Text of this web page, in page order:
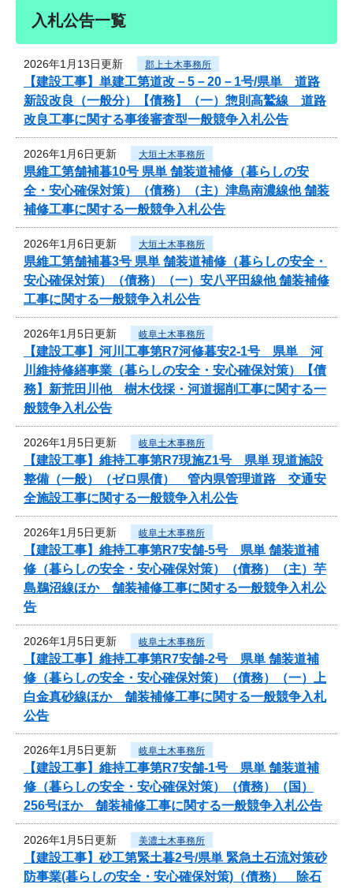
入札公告一覧
2026年1月13日更新 郡上土木事務所
【建設工事】単建工第道改－5－20－1号/県単 道路
新設改良（一般分）【債務】（一）惣則高鷲線 道路
改良工事に関する事後審査型一般競争入札公告
2026年1月6日更新 大垣土木事務所
県維工第舗補暮10号 県単 舗装道補修（暮らしの安
全・安心確保対策）（債務）（主）津島南濃線他 舗装
補修工事に関する一般競争入札公告
2026年1月6日更新 大垣土木事務所
県維工第舗補暮3号 県単 舗装道補修（暮らしの安全・
安心確保対策）（債務）（一）安八平田線他 舗装補修
工事に関する一般競争入札公告
2026年1月5日更新 岐阜土木事務所
【建設工事】河川工事第R7河修暮安2-1号 県単 河
川維持修繕事業（暮らしの安全・安心確保対策）【債
務】新荒田川他 樹木伐採・河道掘削工事に関する一
般競争入札公告
2026年1月5日更新 岐阜土木事務所
【建設工事】維持工事第R7現施Z1号 県単 現道施設
整備（一般）（ゼロ県債） 管内県管理道路 交通安
全施設工事に関する一般競争入札公告
2026年1月5日更新 岐阜土木事務所
【建設工事】維持工事第R7安舗-5号 県単 舗装道補
修（暮らしの安全・安心確保対策）（債務）（主）芋
島鵜沼線ほか 舗装補修工事に関する一般競争入札公
告
2026年1月5日更新 岐阜土木事務所
【建設工事】維持工事第R7安舗-2号 県単 舗装道補
修（暮らしの安全・安心確保対策）（債務）（一）上
白金真砂線ほか 舗装補修工事に関する一般競争入札
公告
2026年1月5日更新 岐阜土木事務所
【建設工事】維持工事第R7安舗-1号 県単 舗装道補
修（暮らしの安全・安心確保対策）（債務）（国）
256号ほか 舗装補修工事に関する一般競争入札公告
2026年1月5日更新 美濃土木事務所
【建設工事】砂工第緊土暮2号/県単 緊急土石流対策砂
防事業(暮らしの安全・安心確保対策)（債務） 除石